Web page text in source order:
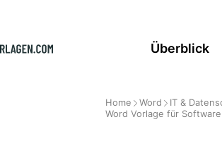
Überblick
Home Word
IT &
Word Vorlage für